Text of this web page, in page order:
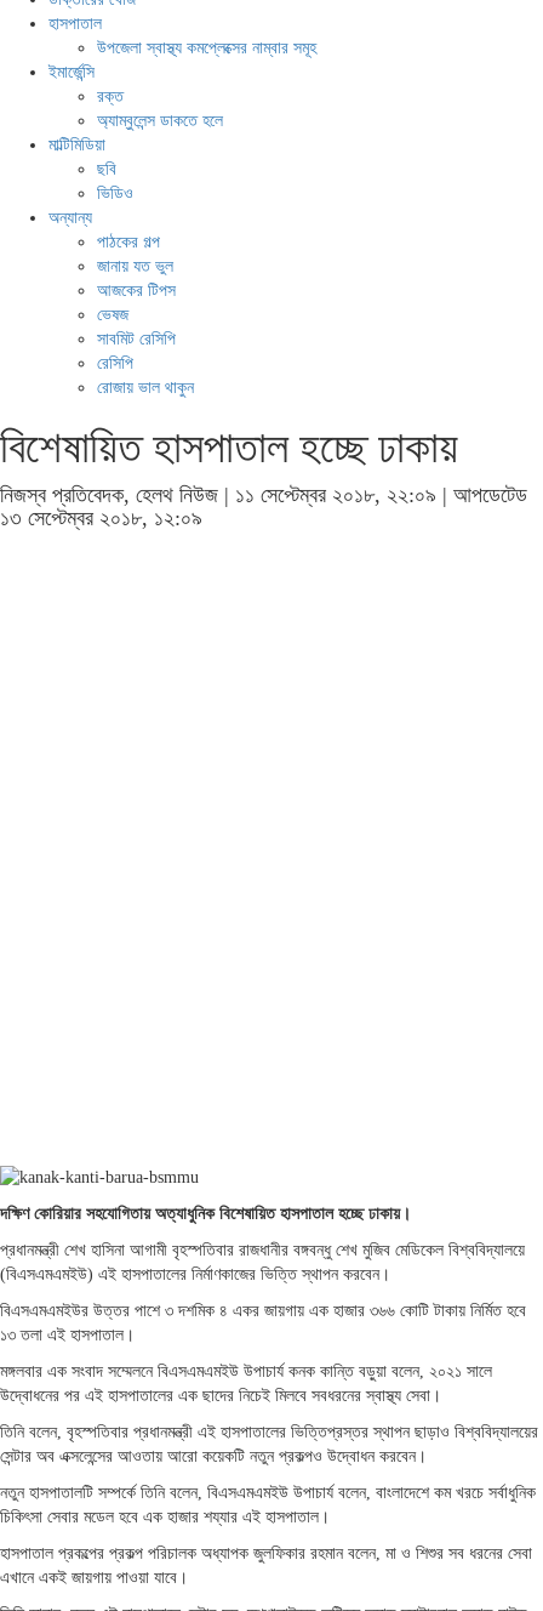
হাসপাতাল
উপজেলা স্বাস্থ্য কমপ্লেক্সের নাম্বার সমূহ
ইমার্জেন্সি
রক্ত
অ্যাম্বুলেন্স ডাকতে হলে
মাল্টিমিডিয়া
ছবি
ভিডিও
অন্যান্য
পাঠকের গল্প
জানায় যত ভুল
আজকের টিপস
ভেষজ
সাবমিট রেসিপি
রেসিপি
রোজায় ভাল থাকুন
বিশেষায়িত হাসপাতাল হচ্ছে ঢাকায়
নিজস্ব প্রতিবেদক, হেলথ নিউজ | ১১ সেপ্টেম্বর ২০১৮, ২২:০৯ | আপডেটেড
১৩ সেপ্টেম্বর ২০১৮, ১২:০৯
দক্ষিণ কোরিয়ার সহযোগিতায় অত্যাধুনিক বিশেষায়িত হাসপাতাল হচ্ছে ঢাকায়।
প্রধানমন্ত্রী শেখ হাসিনা আগামী বৃহস্পতিবার রাজধানীর বঙ্গবন্ধু শেখ মুজিব মেডিকেল বিশ্ববিদ্যালয়ে
(বিএসএমএমইউ) এই হাসপাতালের নির্মাণকাজের ভিত্তি স্থাপন করবেন।
বিএসএমএমইউর উত্তর পাশে ৩ দশমিক ৪ একর জায়গায় এক হাজার ৩৬৬ কোটি টাকায় নির্মিত হবে
১৩ তলা এই হাসপাতাল।
মঙ্গলবার এক সংবাদ সম্মেলনে বিএসএমএমইউ উপাচার্য কনক কান্তি বড়ুয়া বলেন, ২০২১ সালে
উদ্বোধনের পর এই হাসপাতালের এক ছাদের নিচেই মিলবে সবধরনের স্বাস্থ্য সেবা।
তিনি বলেন, বৃহস্পতিবার প্রধানমন্ত্রী এই হাসপাতালের ভিত্তিপ্রস্তর স্থাপন ছাড়াও বিশ্ববিদ্যালয়ের
সেন্টার অব এক্সলেন্সের আওতায় আরো কয়েকটি নতুন প্রকল্পও উদ্বোধন করবেন।
নতুন হাসপাতালটি সম্পর্কে তিনি বলেন, বিএসএমএমইউ উপাচার্য বলেন, বাংলাদেশে কম খরচে সর্বাধুনিক
চিকিৎসা সেবার মডেল হবে এক হাজার শয্যার এই হাসপাতাল।
হাসপাতাল প্রকল্পের প্রকল্প পরিচালক অধ্যাপক জুলফিকার রহমান বলেন, মা ও শিশুর সব ধরনের সেবা
এখানে একই জায়গায় পাওয়া যাবে।